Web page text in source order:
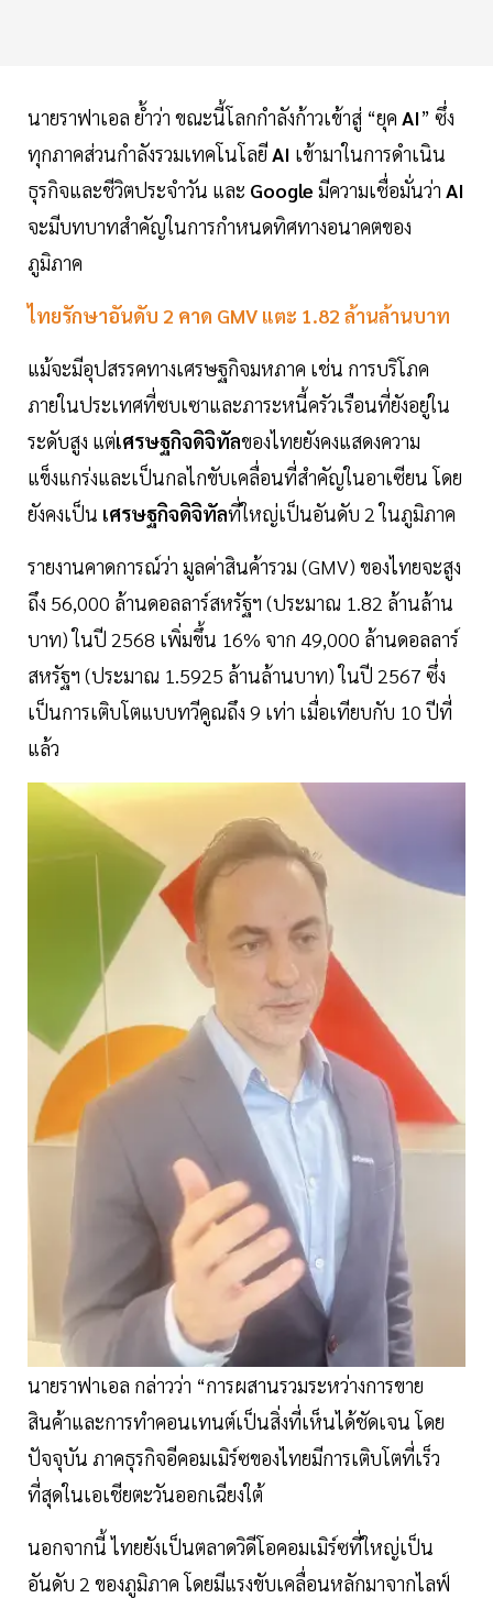
นายราฟาเอล ย้ำว่า ขณะนี้โลกกำลังก้าวเข้าสู่ “ยุค AI” ซึ่ง
ทุกภาคส่วนกำลังรวมเทคโนโลยีAI เข้ามาในการดำเนิน
ธุรกิจและชีวิตประจำวัน และ Google มีความเชื่อมั่นว่า AI
จะมีบทบาทสำคัญในการกำหนดทิศทางอนาคตของ
ภูมิภาค
ไทยรักษาอันดับ 2 คาด GMV แตะ 1.82 ล้านล้านบาท
แม้จะมีอุปสรรคทางเศรษฐกิจมหภาค เช่น การบริโภค
ภายในประเทศที่ซบเซาและภาระหนี้ครัวเรือนที่ยังอยู่ใน
ระดับสูง แต่เศรษฐกิจดิจิทัลของไทยยังคงแสดงความ
แข็งแกร่งและเป็นกลไกขับเคลื่อนที่สำคัญในอาเซียน โดย
ยังคงเป็น เศรษฐกิจดิจิทัลที่ใหญ่เป็นอันดับ 2 ในภูมิภาค
รายงานคาดการณ์ว่า มูลค่าสินค้ารวม (GMV) ของไทยจะสูง
ถึง 56,000 ล้านดอลลาร์สหรัฐฯ (ประมาณ 1.82 ล้านล้าน
บาท) ในปี 2568 เพิ่มขึ้น 16% จาก 49,000 ล้านดอลลาร์
สหรัฐฯ (ประมาณ 1.5925 ล้านล้านบาท) ในปี 2567 ซึ่ง
เป็นการเติบโตแบบทวีคูณถึง 9 เท่า เมื่อเทียบกับ 10 ปีที่
แล้ว
นายราฟาเอล กล่าวว่า “การผสานรวมระหว่างการขาย
สินค้าและการทำคอนเทนต์เป็นสิ่งที่เห็นได้ชัดเจน โดย
ปัจจุบัน ภาคธุรกิจอีคอมเมิร์ซของไทยมีการเติบโตที่เร็ว
ที่สุดในเอเชียตะวันออกเฉียงใต้
นอกจากนี้ ไทยยังเป็นตลาดวิดีโอคอมเมิร์ซที่ใหญ่เป็น
อันดับ 2 ของภูมิภาค โดยมีแรงขับเคลื่อนหลักมาจากไลฟ์